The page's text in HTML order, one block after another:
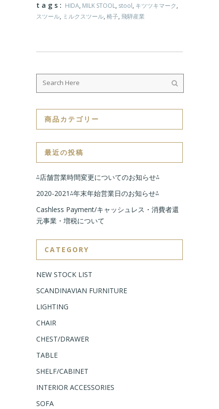
tags: HIDA, MILK STOOL, stool, キツツキマーク,
スツール, ミルクスツール, 椅子, 飛騨産業
商品カテゴリー
最近の投稿
⁂店舗営業時間変更についてのお知らせ⁂
2020-2021⁂年末年始営業日のお知らせ⁂
Cashless Payment/キャッシュレス・消費者還
元事業・増税について
CATEGORY
NEW STOCK LIST
SCANDINAVIAN FURNITURE
LIGHTING
CHAIR
CHEST/DRAWER
TABLE
SHELF/CABINET
INTERIOR ACCESSORIES
SOFA